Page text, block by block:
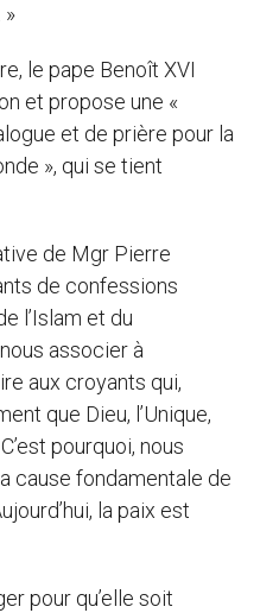
»
le pape Benoît XVI
et propose une «
et de prière pour la
», qui se tient
de Mgr Pierre
de confessions
l’Islam et du
associer à
aux croyants qui,
que Dieu, l’Unique,
pourquoi, nous
cause fondamentale de
la paix est
pour qu’elle soit